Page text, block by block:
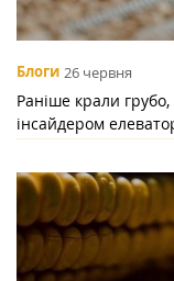
Блоги 26 червня
Раніше крали
інсайдером